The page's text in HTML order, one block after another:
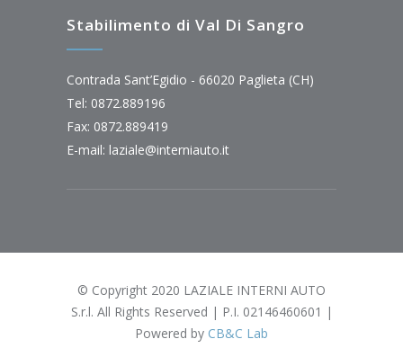
Stabilimento di Val Di Sangro
Contrada Sant’Egidio - 66020 Paglieta (CH)
Tel: 0872.889196
Fax: 0872.889419
E-mail: laziale@interniauto.it
© Copyright 2020 LAZIALE INTERNI AUTO
S.r.l. All Rights Reserved | P.I. 02146460601 |
Powered by CB&C Lab